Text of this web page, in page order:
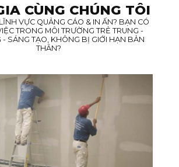
CÙNG CHÚNG TÔI
VỰC QUẢNG CÁO & IN ẤN? BẠN CÓ
TRONG MÔI TRƯỜNG TRẺ TRUNG -
SÁNG TẠO, KHÔNG BỊ GIỚI HẠN BẢN
THÂN?